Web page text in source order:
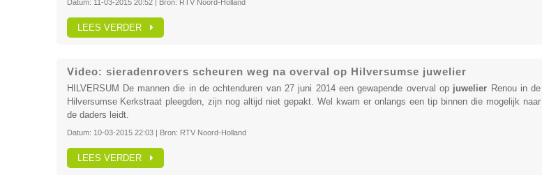
Datum: 11-03-2015 20:52| Bron: RTV Noord-Holland
LEES VERDER
Video: sieradenrovers scheuren weg na overval op Hilversumse juwelier
HILVERSUM De mannen die in de ochtenduren van 27 juni 2014 een gewapende overval op juwelier Renou in de
Hilversumse Kerkstraat pleegden, zijn nog altijd niet gepakt. Wel kwam er onlangs een tip binnen die mogelijk naar
de daders leidt.
Datum: 10-03-2015 22:03| Bron: RTV Noord-Holland
LEES VERDER